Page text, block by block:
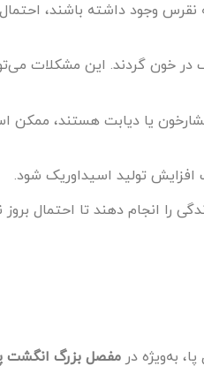
وجود داشته باشند، احتمال
خون گردند. این مشکلات
یا دیابت هستند، ممکن
افزایش تولید اسیداوریک شود.
را انجام دهند تا احتمال بروز
به‌ویژه در مفصل بزرگ انگشت